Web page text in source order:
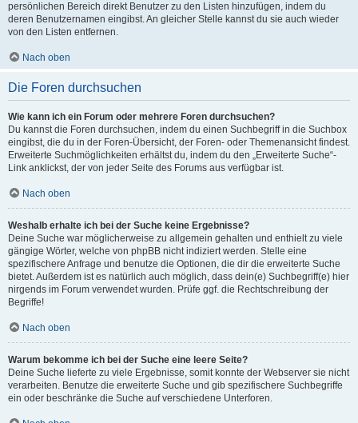
persönlichen Bereich direkt Benutzer zu den Listen hinzufügen, indem du
deren Benutzernamen eingibst. An gleicher Stelle kannst du sie auch wieder
von den Listen entfernen.
Nach oben
Die Foren durchsuchen
Wie kann ich ein Forum oder mehrere Foren durchsuchen?
Du kannst die Foren durchsuchen, indem du einen Suchbegriff in die Suchbox
eingibst, die du in der Foren-Übersicht, der Foren- oder Themenansicht findest.
Erweiterte Suchmöglichkeiten erhältst du, indem du den „Erweiterte Suche“-
Link anklickst, der von jeder Seite des Forums aus verfügbar ist.
Nach oben
Weshalb erhalte ich bei der Suche keine Ergebnisse?
Deine Suche war möglicherweise zu allgemein gehalten und enthielt zu viele
gängige Wörter, welche von phpBB nicht indiziert werden. Stelle eine
spezifischere Anfrage und benutze die Optionen, die dir die erweiterte Suche
bietet. Außerdem ist es natürlich auch möglich, dass dein(e) Suchbegriff(e) hier
nirgends im Forum verwendet wurden. Prüfe ggf. die Rechtschreibung der
Begriffe!
Nach oben
Warum bekomme ich bei der Suche eine leere Seite?
Deine Suche lieferte zu viele Ergebnisse, somit konnte der Webserver sie nicht
verarbeiten. Benutze die erweiterte Suche und gib spezifischere Suchbegriffe
ein oder beschränke die Suche auf verschiedene Unterforen.